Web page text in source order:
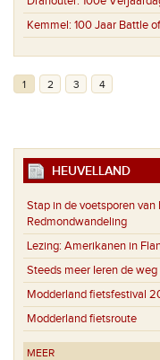
Kemmel: 100 Jaar Battle
1 2 3 4
HEUVELLAND
Stap in de voetsporen
Redmondwandeling
Lezing: Amerikanen in
Steeds meer Ieren de
Modderland fietsfestival
Modderland fietsroute
MEER